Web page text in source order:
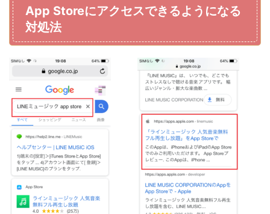
App Storeにアクセスできるようになる
対処法